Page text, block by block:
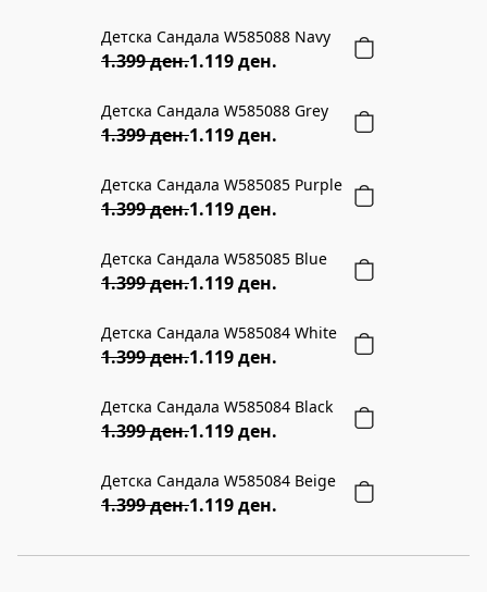
20% ПОПУСТ
Детска Сандала W585088 Navy
1.399 ден.1.119 ден.
20% ПОПУСТ
Детска Сандала W585088 Grey
1.399 ден.1.119 ден.
20% ПОПУСТ
Детска Сандала W585085 Purple
1.399 ден.1.119 ден.
20% ПОПУСТ
Детска Сандала W585085 Blue
1.399 ден.1.119 ден.
20% ПОПУСТ
Детска Сандала W585084 White
1.399 ден.1.119 ден.
20% ПОПУСТ
Детска Сандала W585084 Black
1.399 ден.1.119 ден.
20% ПОПУСТ
Детска Сандала W585084 Beige
1.399 ден.1.119 ден.